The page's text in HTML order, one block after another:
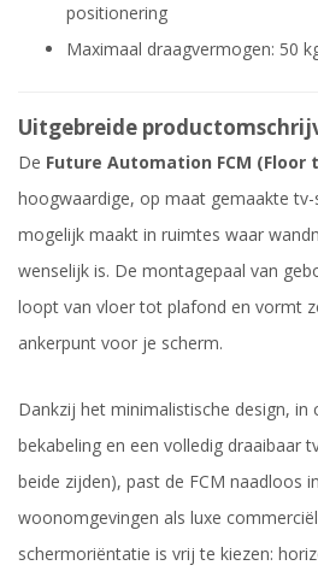
positionering
Maximaal draagvermogen: 50
Uitgebreide
De Future Automation FCM (Floor
hoogwaardige, op maat gemaakte
mogelijk maakt in ruimtes waar
wenselijk is. De montagepaal van
loopt van vloer tot plafond en vormt
ankerpunt voor je scherm.
Dankzij het minimalistische design,
bekabeling en een volledig draaibaar
beide zijden), past de FCM naadloos
woonomgevingen als luxe
schermoriëntatie is vrij te kiezen: